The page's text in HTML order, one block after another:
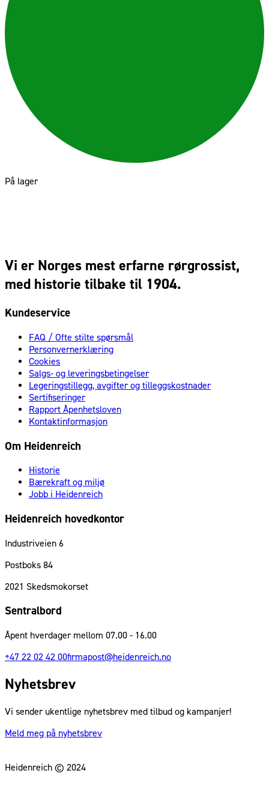
På lager
Vi er Norges mest erfarne rørgrossist,
med historie tilbake til 1904.
Kundeservice
FAQ / Ofte stilte spørsmål
Personvernerklæring
Cookies
Salgs- og leveringsbetingelser
Legeringstillegg, avgifter og tilleggskostnader
Sertifiseringer
Rapport Åpenhetsloven
Kontaktinformasjon
Om Heidenreich
Historie
Bærekraft og miljø
Jobb i Heidenreich
Heidenreich hovedkontor
Industriveien 6
Postboks 84
2021 Skedsmokorset
Sentralbord
Åpent hverdager mellom 07.00 - 16.00
+47 22 02 42 00firmapost@heidenreich.no
Nyhetsbrev
Vi sender ukentlige nyhetsbrev med tilbud og kampanjer!
Meld meg på nyhetsbrev
Heidenreich © 2024